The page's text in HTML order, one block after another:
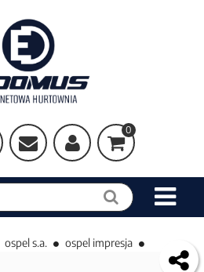
0
ospel s.a. ospel impresja